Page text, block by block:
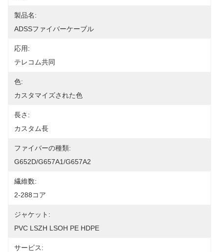
製品名:
ADSSファイバーケーブル
応用:
テレコム共同
色:
カスタマイズされた色
長さ:
カスタム長
ファイバーの種類:
G652D/G657A1/G657A2
繊維数:
2-288コア
ジャケット:
PVC LSZH LSOH PE HDPE
サービス: